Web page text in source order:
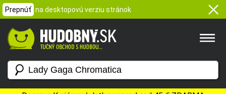
Prepnúť na desktopovú verziu stránok